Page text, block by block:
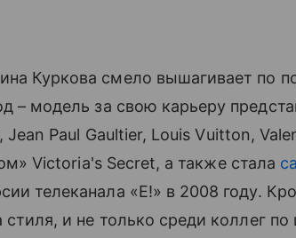
Куркова смело вышагивает по
– модель за свою карьеру
Paul Gaultier, Louis Vuitton,
Victoria's Secret, а также стала
телеканала «E!» в 2008 году.
и не только среди коллег по